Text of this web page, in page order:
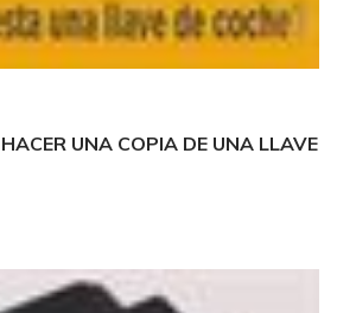
UNA COPIA DE UNA LLAVE